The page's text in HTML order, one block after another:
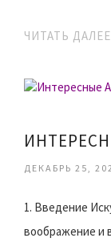
ЧИТАТЬ ДАЛЕЕ
ДЕКАБРЬ 25,
1. Введение
воображение и